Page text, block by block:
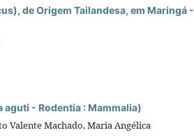
de Origem Tailandesa, em Maringá -
aguti - Rodentia : Mammalia)
Valente Machado, Maria Angélica